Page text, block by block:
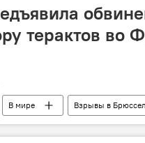
терактов во
В мире Взрывы в